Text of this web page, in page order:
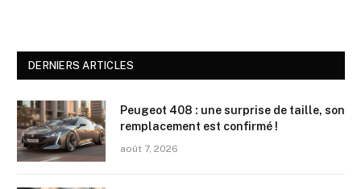
DERNIERS ARTICLES
Peugeot 408 : une surprise de taille, son
remplacement est confirmé !
août 7, 2026